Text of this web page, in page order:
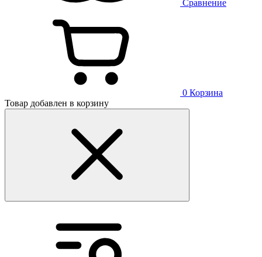
Сравнение
0 Корзина
Товар добавлен в корзину